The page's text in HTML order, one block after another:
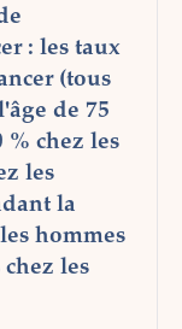
: les taux
(tous
de 75
chez les
les
la
hommes
chez les